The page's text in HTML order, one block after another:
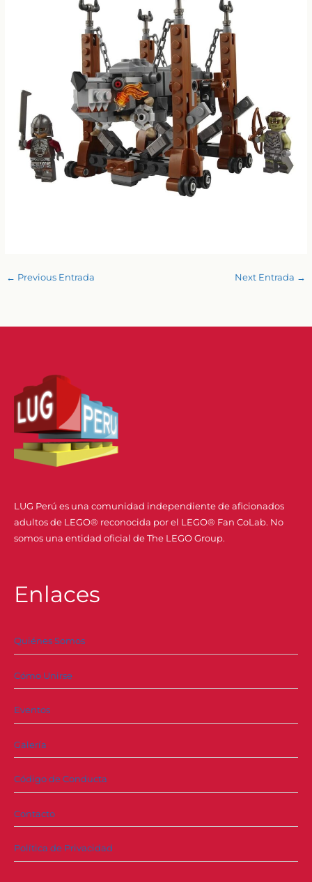
← Previous Entrada Next Entrada →
LUG Perú es una comunidad independiente de aficionados
adultos de LEGO® reconocida por el LEGO® Fan CoLab. No
somos una entidad oficial de The LEGO Group.
Enlaces
Quiénes Somos
Cómo Unirse
Eventos
Galería
Código de Conducta
Contacto
Política de Privacidad